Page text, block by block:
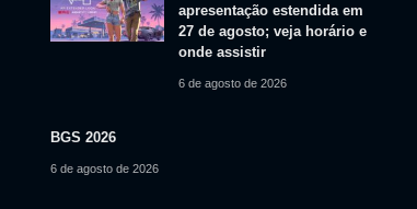
apresentação estendida em
27 de agosto; veja horário e
onde assistir
6 de agosto de 2026
BGS 2026
6 de agosto de 2026